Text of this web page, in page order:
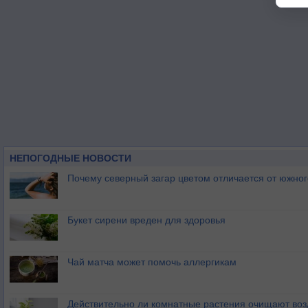
НЕПОГОДНЫЕ НОВОСТИ
Почему северный загар цветом отличается от
Букет сирени вреден для здоровья
Чай матча может помочь аллергикам
Действительно ли комнатные растения очищают